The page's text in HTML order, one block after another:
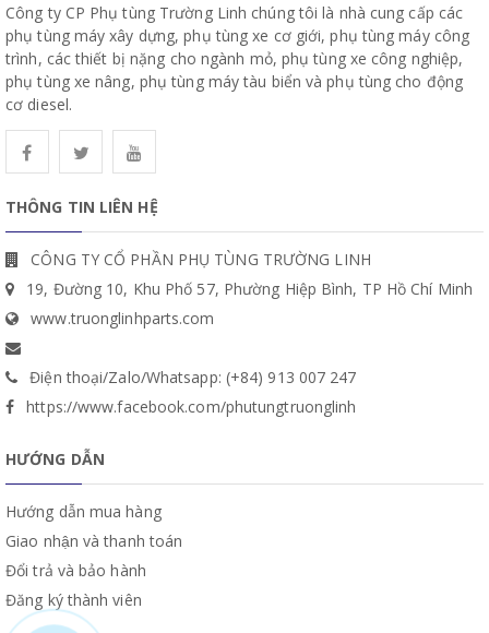
Công ty CP Phụ tùng Trường Linh chúng tôi là nhà cung cấp các
phụ tùng máy xây dựng, phụ tùng xe cơ giới, phụ tùng máy công
trình, các thiết bị nặng cho ngành mỏ, phụ tùng xe công nghiệp,
phụ tùng xe nâng, phụ tùng máy tàu biển và phụ tùng cho động
cơ diesel.
THÔNG TIN LIÊN HỆ
CÔNG TY CỔ PHẦN PHỤ TÙNG TRƯỜNG LINH
19, Đường 10, Khu Phố 57, Phường Hiệp Bình, TP Hồ Chí Minh
www.truonglinhparts.com
Điện thoại/Zalo/Whatsapp: (+84) 913 007 247
https://www.facebook.com/phutungtruonglinh
HƯỚNG DẪN
Hướng dẫn mua hàng
Giao nhận và thanh toán
Đổi trả và bảo hành
Đăng ký thành viên